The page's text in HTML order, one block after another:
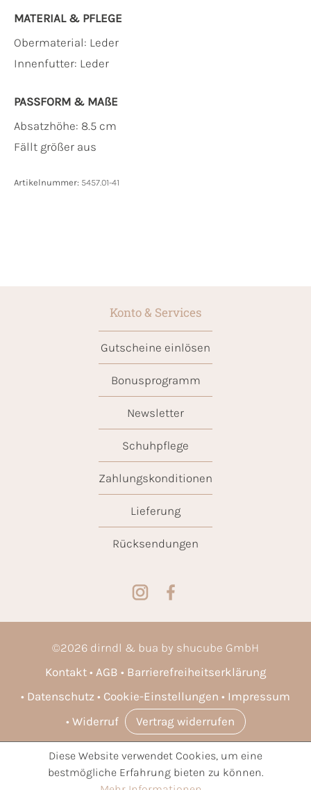
MATERIAL & PFLEGE
Obermaterial: Leder
Innenfutter: Leder
PASSFORM & MAẞE
Absatzhöhe: 8.5 cm
Fällt größer aus
Artikelnummer: 5457.01-41
Konto & Services
Gutscheine einlösen
Bonusprogramm
Newsletter
Schuhpflege
Zahlungskonditionen
Lieferung
Rücksendungen
©2026 dirndl & bua by shucube GmbH
Kontakt
AGB
Barrierefreiheitserklärung
Datenschutz
Cookie-Einstellungen
Impressum
Widerruf
Vertrag widerrufen
* Alle Preise inkl. gesetzl. Mehrwertsteuer zzgl.Versandkosten
und ggf. Nachnahmegebühren, wenn nicht anders angegeben.
Diese Website verwendet Cookies, um eine
bestmögliche Erfahrung bieten zu können.